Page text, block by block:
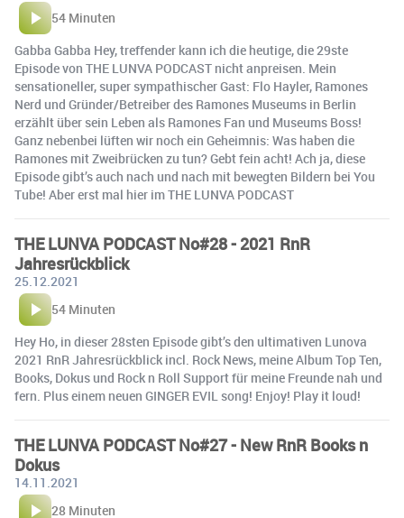
54 Minuten
Gabba Gabba Hey, treffender kann ich die heutige, die 29ste
Episode von THE LUNVA PODCAST nicht anpreisen. Mein
sensationeller, super sympathischer Gast: Flo Hayler, Ramones
Nerd und Gründer/Betreiber des Ramones Museums in Berlin
erzählt über sein Leben als Ramones Fan und Museums Boss!
Ganz nebenbei lüften wir noch ein Geheimnis: Was haben die
Ramones mit Zweibrücken zu tun? Gebt fein acht! Ach ja, diese
Episode gibt’s auch nach und nach mit bewegten Bildern bei You
Tube! Aber erst mal hier im THE LUNVA PODCAST
THE LUNVA PODCAST No#28 - 2021 RnR
Jahresrückblick
25.12.2021
54 Minuten
Hey Ho, in dieser 28sten Episode gibt’s den ultimativen Lunova
2021 RnR Jahresrückblick incl. Rock News, meine Album Top Ten,
Books, Dokus und Rock n Roll Support für meine Freunde nah und
fern. Plus einem neuen GINGER EVIL song! Enjoy! Play it loud!
THE LUNVA PODCAST No#27 - New RnR Books n
Dokus
14.11.2021
28 Minuten